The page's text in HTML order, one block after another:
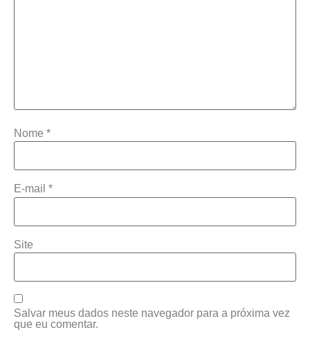
Nome *
E-mail *
Site
Salvar meus dados neste navegador para a próxima vez
que eu comentar.